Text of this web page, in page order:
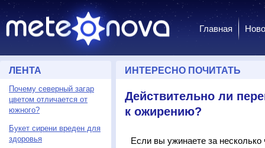
Главная
ЛЕНТА
Почему северный загар
цветом отличается от
южного?
Букет сирени вреден для
здоровья
ИНТЕРЕСНО ПОЧИТАТЬ
Действительно ли
к ожирению?
Если вы ужинаете за